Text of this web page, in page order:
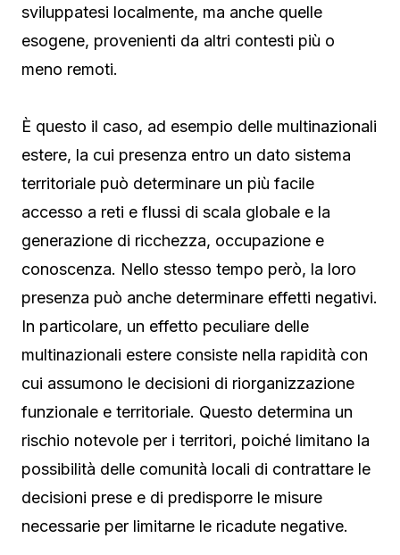
sviluppatesi localmente, ma anche quelle
esogene, provenienti da altri contesti più o
meno remoti.
È questo il caso, ad esempio delle multinazionali
estere, la cui presenza entro un dato sistema
territoriale può determinare un più facile
accesso a reti e flussi di scala globale e la
generazione di ricchezza, occupazione e
conoscenza. Nello stesso tempo però, la loro
presenza può anche determinare effetti negativi.
In particolare, un effetto peculiare delle
multinazionali estere consiste nella rapidità con
cui assumono le decisioni di riorganizzazione
funzionale e territoriale. Questo determina un
rischio notevole per i territori, poiché limitano la
possibilità delle comunità locali di contrattare le
decisioni prese e di predisporre le misure
necessarie per limitarne le ricadute negative.